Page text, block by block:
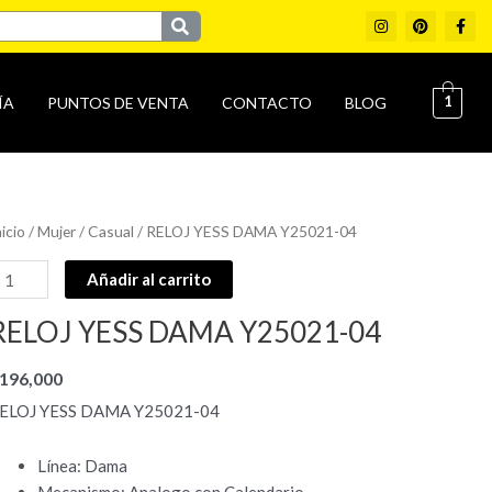
I
n
g
r
P
i
F
a
o
k
f
PUNTOS DE VENTA CONTACTO BLOG 1
/Mujer/Casual / RELOJ YESS DAMA Y25021-04
Añadir al carrito
YESS DAMA Y25021-04
196,000
YESS DAMA Y25021-04
Línea: Dama